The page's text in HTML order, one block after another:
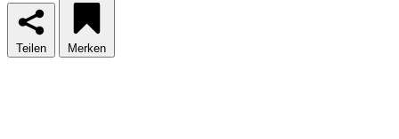
Teilen Merken